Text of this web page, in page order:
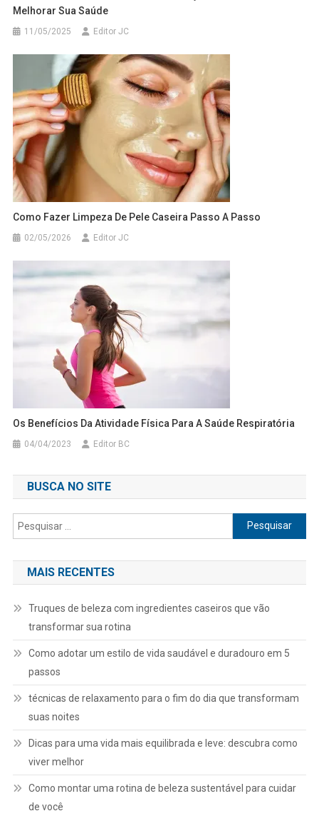
Melhorar Sua Saúde
11/05/2025 Editor JC
Como Fazer Limpeza De Pele Caseira Passo A Passo
02/05/2026 Editor JC
Os Benefícios Da Atividade Física Para A Saúde Respiratória
04/04/2023 Editor BC
BUSCA NO SITE
Pesquisar
por:
MAIS RECENTES
Truques de beleza com ingredientes caseiros que vão
transformar sua rotina
Como adotar um estilo de vida saudável e duradouro em 5
passos
técnicas de relaxamento para o fim do dia que transformam
suas noites
Dicas para uma vida mais equilibrada e leve: descubra como
viver melhor
Como montar uma rotina de beleza sustentável para cuidar
de você